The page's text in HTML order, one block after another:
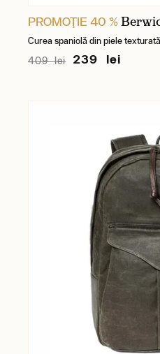
PROMOŢIE 40 %
Curea spaniolă din piele texturată
409 lei 239 lei